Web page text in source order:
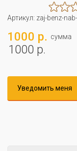
Артикул: zaj-benz-
1000 р. сумма
1000 р.
Уведомить меня